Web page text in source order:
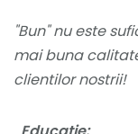
"Bun" nu este
mai buna
clientilor nostrii!